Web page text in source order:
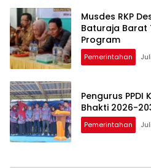
Musdes RKP
Baturaja Barat
Program
Pemerintahan
Pengurus
Bhakti 2026-
Pemerintahan